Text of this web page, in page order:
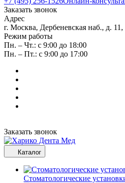
Заказать звонок
Адрес
г. Москва, Дербеневская наб., д.
Режим работы
Пн. – Чт.: с 9:00 до 18:00
Пн. – Пт.: с 9:00 до 17:00
Заказать звонок
Каталог
Стоматологические